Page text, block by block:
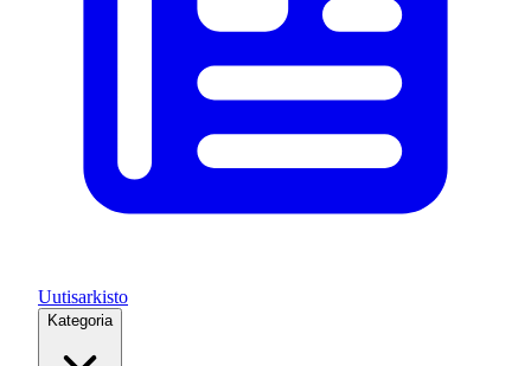
Uutisarkisto
Kategoria